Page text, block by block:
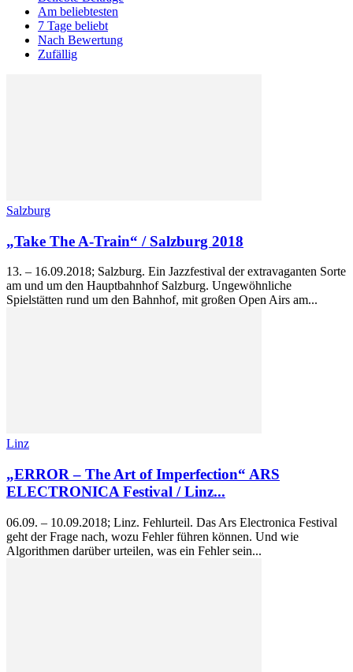
Am beliebtesten
7 Tage beliebt
Nach Bewertung
Zufällig
Salzburg
„Take The A-Train“ / Salzburg 2018
13. – 16.09.2018; Salzburg. Ein Jazzfestival der extravaganten Sorte
am und um den Hauptbahnhof Salzburg. Ungewöhnliche
Spielstätten rund um den Bahnhof, mit großen Open Airs am...
Linz
„ERROR – The Art of Imperfection“ ARS
ELECTRONICA Festival / Linz...
06.09. – 10.09.2018; Linz. Fehlurteil. Das Ars Electronica Festival
geht der Frage nach, wozu Fehler führen können. Und wie
Algorithmen darüber urteilen, was ein Fehler sein...